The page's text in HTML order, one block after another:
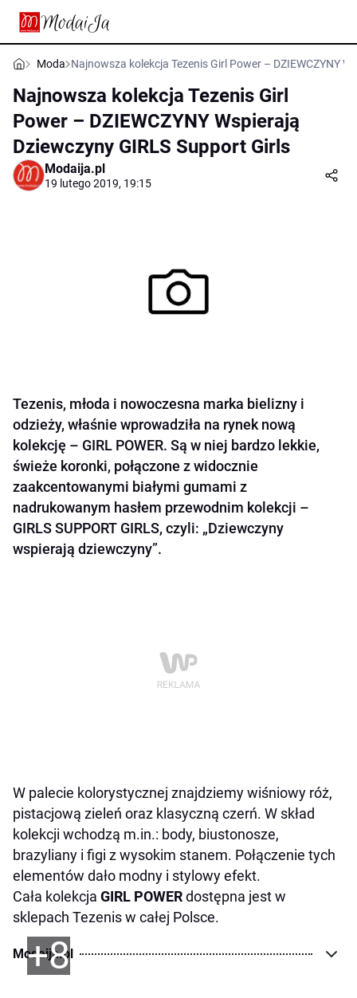
Moda Najnowsza kolekcja Tezenis Girl Power – DZIEWCZYNY
Najnowsza kolekcja Tezenis Girl
Power – DZIEWCZYNY Wspierają
Dziewczyny GIRLS Support Girls
Modaija.pl
19 lutego 2019, 19:15
Tezenis, młoda i nowoczesna marka bielizny i
odzieży, właśnie wprowadziła na rynek nową
kolekcję – GIRL POWER. Są w niej bardzo lekkie,
świeże koronki, połączone z widocznie
zaakcentowanymi białymi gumami z
nadrukowanym hasłem przewodnim kolekcji –
GIRLS SUPPORT GIRLS, czyli: „Dziewczyny
wspierają dziewczyny”.
W palecie kolorystycznej znajdziemy wiśniowy róż,
pistacjową zieleń oraz klasyczną czerń. W skład
kolekcji wchodzą m.in.: body, biustonosze,
brazyliany i figi z wysokim stanem. Połączenie tych
elementów dało modny i stylowy efekt.
Cała kolekcja GIRL POWERdostępna jest w
sklepach Tezenis w całej Polsce.
+8
Modaija.pl